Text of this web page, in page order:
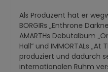
Als Produzent hat er
BORGIRs „Enthrone
AMARTHs Debütalbum
Hall“ und IMMORTALs
produziert und dadurch
internationalen Ruhm